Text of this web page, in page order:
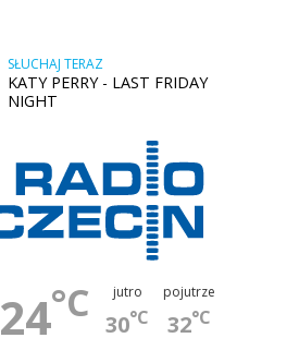
SŁUCHAJ TERAZ
KATY PERRY - LAST FRIDAY
NIGHT
24°C jutro
30°C
pojutrze
32°C